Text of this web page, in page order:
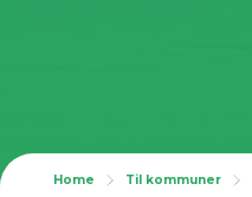
Home Til kommuner